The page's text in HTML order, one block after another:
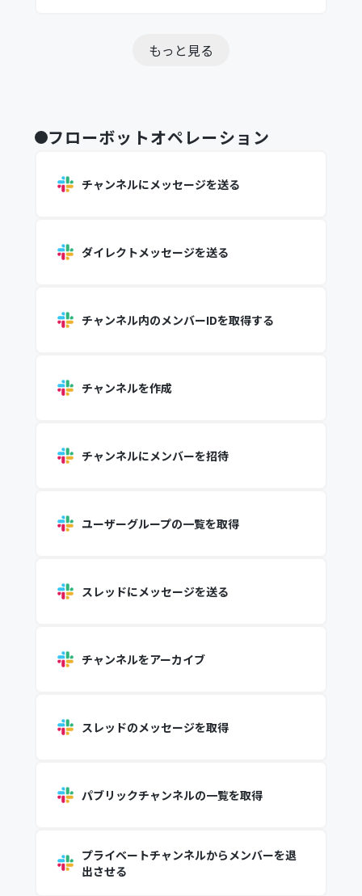
もっと見る
フローボットオペレーション
チャンネルにメッセージを送る
ダイレクトメッセージを送る
チャンネル内のメンバーIDを取得する
チャンネルを作成
チャンネルにメンバーを招待
ユーザーグループの一覧を取得
スレッドにメッセージを送る
チャンネルをアーカイブ
スレッドのメッセージを取得
パブリックチャンネルの一覧を取得
プライベートチャンネルからメンバーを退
出させる